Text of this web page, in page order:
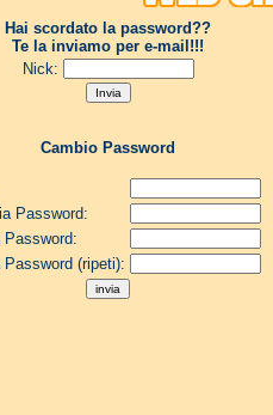
Hai scordato la password??
Te la inviamo per e-mail!!!
Nick:
Cambio Password
Password:
Password:
Password (ripeti):